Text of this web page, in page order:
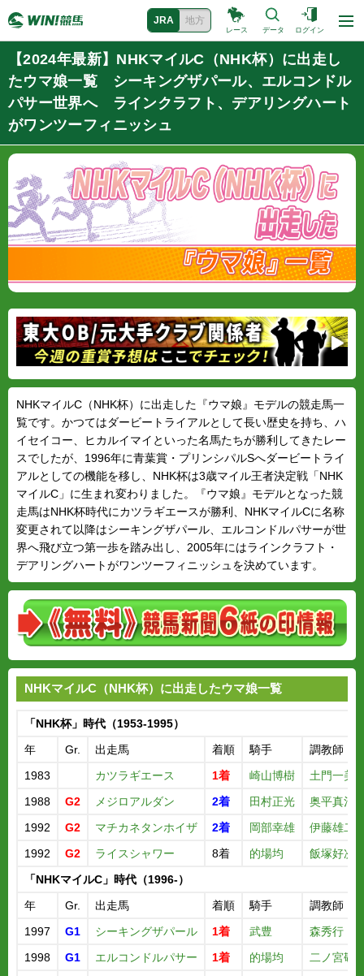
JRA 地方
レース データ ログイン
【2024年最新】NHKマイルC（NHK杯）に出走し
たウマ娘一覧 シーキングザパール、エルコンドル
パサー世界へ ラインクラフト、デアリングハート
がワンツーフィニッシュ
NHKマイルC（NHK杯）に出走した『ウマ娘』モデルの競走馬一
覧です。かつてはダービートライアルとして長い歴史を持ち、ハ
イセイコー、ヒカルイマイといった名馬たちが勝利してきたレー
スでしたが、1996年に青葉賞・プリンシパルSへダービートライ
アルとしての機能を移し、NHK杯は3歳マイル王者決定戦「NHK
マイルC」に生まれ変わりました。『ウマ娘』モデルとなった競
走馬はNHK杯時代にカツラギエースが勝利、NHKマイルCに名称
変更されて以降はシーキングザパール、エルコンドルパサーが世
界へ飛び立つ第一歩を踏み出し、2005年にはラインクラフト・
デアリングハートがワンツーフィニッシュを決めています。
NHKマイルC（NHK杯）に出走したウマ娘一覧
「NHK杯」時代（1953-1995）
年
Gr. 出走馬 着順 騎手
調教師
1983
カツラギエース 1着 崎山博樹
土門一美
1988
G2 メジロアルダン 2着 田村正光
奥平真治
1992
G2 マチカネタンホイザ 2着 岡部幸雄
伊藤雄二
1992
G2 ライスシャワー 8着 的場均
飯塚好次
「NHKマイルC」時代（1996-）
年
Gr. 出走馬 着順 騎手
調教師
1997
G1 シーキングザパール 1着 武豊
森秀行
1998
G1 エルコンドルパサー 1着 的場均
二ノ宮敬